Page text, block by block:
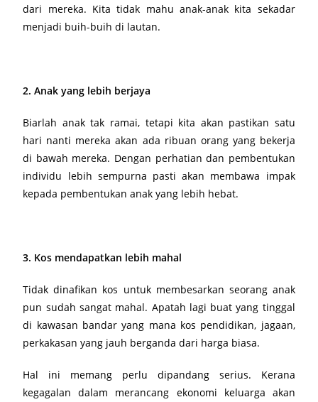
dari mereka. Kita tidak mahu anak-anak kita sekadar
menjadi buih-buih di lautan.
2. Anak yang lebih berjaya
Biarlah anak tak ramai, tetapi kita akan pastikan satu
hari nanti mereka akan ada ribuan orang yang bekerja
di bawah mereka. Dengan perhatian dan pembentukan
individu lebih sempurna pasti akan membawa impak
kepada pembentukan anak yang lebih hebat.
3. Kos mendapatkan lebih mahal
Tidak dinafikan kos untuk membesarkan seorang anak
pun sudah sangat mahal. Apatah lagi buat yang tinggal
di kawasan bandar yang mana kos pendidikan, jagaan,
perkakasan yang jauh berganda dari harga biasa.
Hal ini memang perlu dipandang serius. Kerana
kegagalan dalam merancang ekonomi keluarga akan